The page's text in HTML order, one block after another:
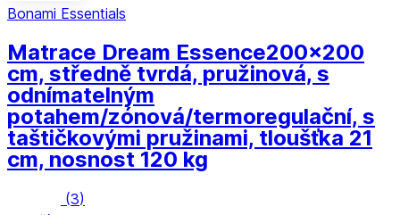
Bonami Essentials
Matrace Dream Essence200x200
cm, středně tvrdá, pružinová, s
odnímatelným
potahem/zónová/termoregulační, s
taštičkovými pružinami, tloušťka 21
cm, nosnost 120 kg
(3)